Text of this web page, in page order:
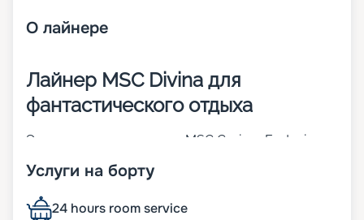
О лайнере
Лайнер MSC Divina для
фантастического отдыха
Это третье судно класса MSC Cruises Fantasia.
компании. Оно было построен в 2012 году, а уже
каютах разных категорий могут разместиться до
Услуги на борту
24 hours room service